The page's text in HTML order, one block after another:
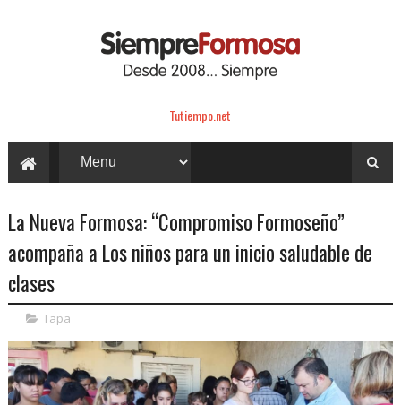
Tutiempo.net
La Nueva Formosa: “Compromiso Formoseño”
acompaña a Los niños para un inicio saludable de
clases
Tapa